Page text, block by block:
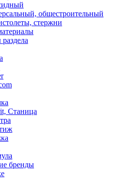
общестроительный
стержни
Станица
бренды